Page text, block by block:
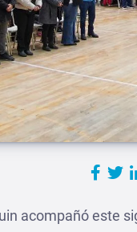
acompañó este